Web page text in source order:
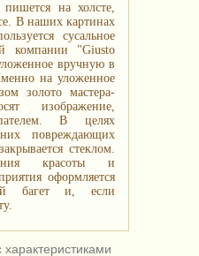
на холсте,
В наших картинах
сусальное
компании "Giusto
вручную в
на уложенное
золото мастера-
изображение,
В целях
повреждающих
стеклом.
красоты и
оформляется
багет и, если